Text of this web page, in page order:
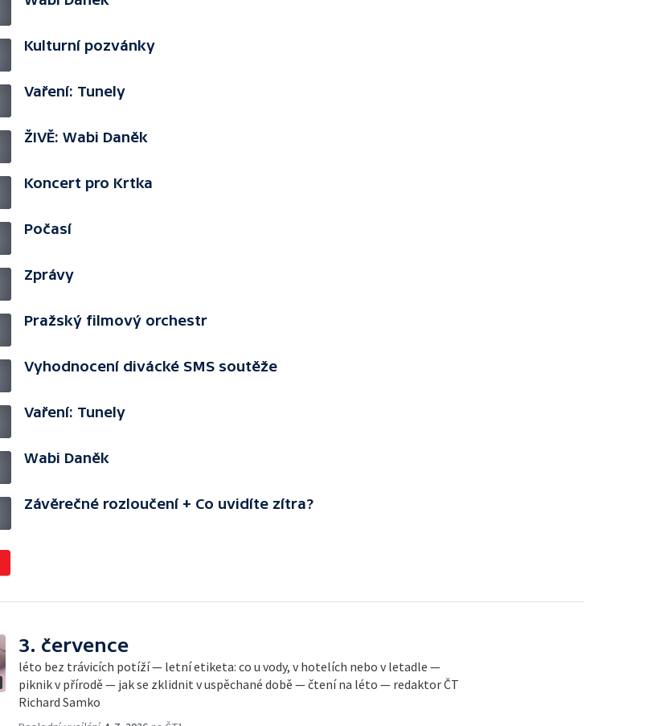
Kulturní pozvánky
Vaření: Tunely
ŽIVĚ: Wabi Daněk
Koncert pro Krtka
Počasí
Zprávy
Pražský filmový orchestr
Vyhodnocení divácké SMS soutěže
Vaření: Tunely
Wabi Daněk
Závěrečné rozloučení + Co uvidíte zítra?
3. července
léto bez trávicích potíží — letní etiketa: co u vody, v hotelích nebo v letadle —
piknik v přírodě — jak se zklidnit v uspěchané době — čtení na léto — redaktor ČT
Richard Samko